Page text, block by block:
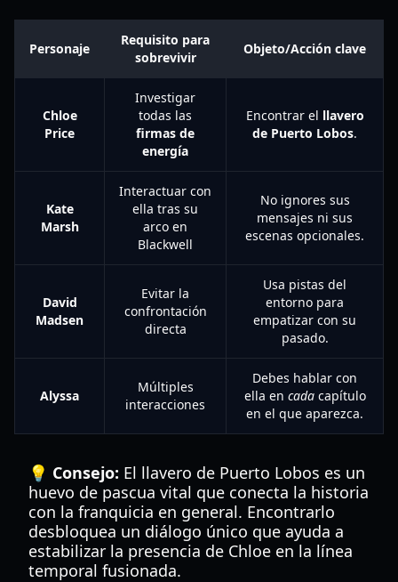
Personaje
Requisito para
sobrevivir
Objeto/Acción clave
Chloe
Price
Investigar
todas las
firmas de
energía
Encontrar el llavero
de Puerto Lobos.
Kate
Marsh
Interactuar con
ella tras su
arco en
Blackwell
No ignores sus
mensajes ni sus
escenas opcionales.
David
Madsen
Evitar la
confrontación
directa
Usa pistas del
entorno para
empatizar con su
pasado.
Alyssa
Múltiples
interacciones
Debes hablar con
ella en cadacapítulo
en el que aparezca.
💡 Consejo: El llavero de Puerto Lobos es un
huevo de pascua vital que conecta la historia
con la franquicia en general. Encontrarlo
desbloquea un diálogo único que ayuda a
estabilizar la presencia de Chloe en la línea
temporal fusionada.